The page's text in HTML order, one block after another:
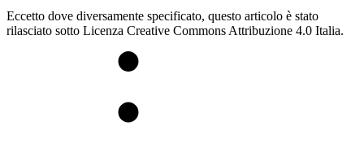
Eccetto dove diversamente specificato, questo articolo è stato
rilasciato sotto Licenza Creative Commons Attribuzione 4.0 Italia.